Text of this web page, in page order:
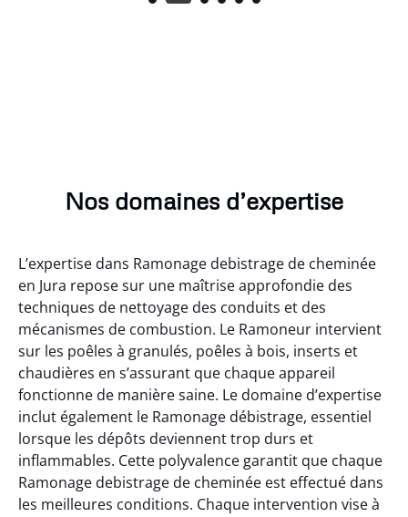
Nos domaines d’expertise
L’expertise dans Ramonage debistrage de cheminée
en Jura repose sur une maîtrise approfondie des
techniques de nettoyage des conduits et des
mécanismes de combustion. Le Ramoneur intervient
sur les poêles à granulés, poêles à bois, inserts et
chaudières en s’assurant que chaque appareil
fonctionne de manière saine. Le domaine d’expertise
inclut également le Ramonage débistrage, essentiel
lorsque les dépôts deviennent trop durs et
inflammables. Cette polyvalence garantit que chaque
Ramonage debistrage de cheminée est effectué dans
les meilleures conditions. Chaque intervention vise à